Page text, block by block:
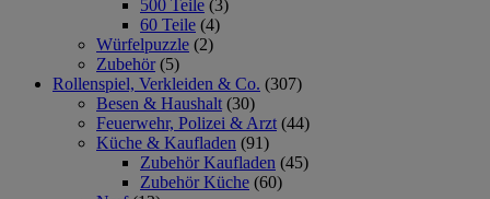
500 Teile (3)
60 Teile (4)
Würfelpuzzle (2)
Zubehör (5)
Rollenspiel, Verkleiden & Co. (307)
Besen & Haushalt (30)
Feuerwehr, Polizei & Arzt (44)
Küche & Kaufladen (91)
Zubehör Kaufladen (45)
Zubehör Küche (60)